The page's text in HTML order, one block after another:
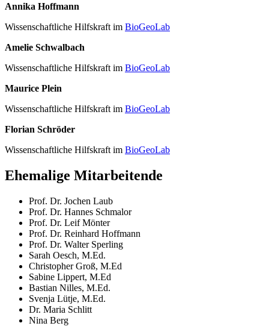
Annika Hoffmann
Wissenschaftliche Hilfskraft im BioGeoLab
Amelie Schwalbach
Wissenschaftliche Hilfskraft im BioGeoLab
Maurice Plein
Wissenschaftliche Hilfskraft im BioGeoLab
Florian Schröder
Wissenschaftliche Hilfskraft im BioGeoLab
Ehemalige Mitarbeitende
Prof. Dr. Jochen Laub
Prof. Dr. Hannes Schmalor
Prof. Dr. Leif Mönter
Prof. Dr. Reinhard Hoffmann
Prof. Dr. Walter Sperling
Sarah Oesch, M.Ed.
Christopher Groß, M.Ed
Sabine Lippert, M.Ed
Bastian Nilles, M.Ed.
Svenja Lütje, M.Ed.
Dr. Maria Schlitt
Nina Berg